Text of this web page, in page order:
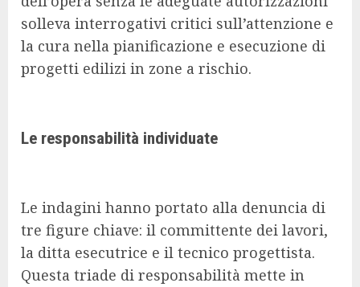
solleva interrogativi critici sull’attenzione e
la cura nella pianificazione e esecuzione di
progetti edilizi in zone a rischio.
Le responsabilità individuate
Le indagini hanno portato alla denuncia di
tre figure chiave: il committente dei lavori,
la ditta esecutrice e il tecnico progettista.
Questa triade di responsabilità mette in